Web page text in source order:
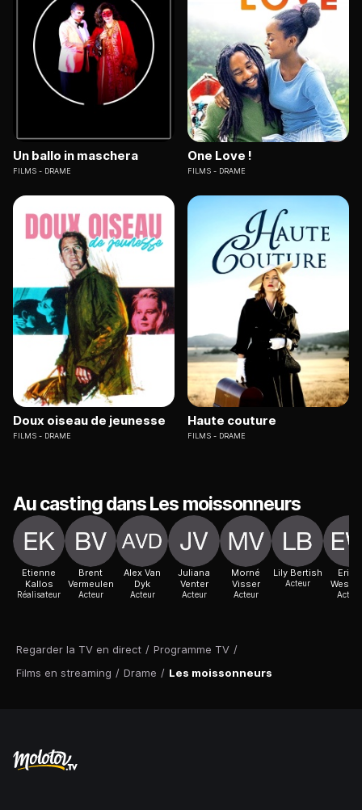
Regarder la TV en direct / Programme TV /
Films en streaming / Drame / Les moissonneurs
Un ballo in maschera
FILMS DRAME
One Love !
FILMS DRAME
Doux oiseau de jeunesse
FILMS DRAME
Haute couture
FILMS DRAME
Au casting dans Les moissonneurs
Etienne
Kallos
Réalisateur
Brent
Vermeulen
Acteur
Alex Van
Dyk
Acteur
Juliana
Venter
Acteur
Morné
Visser
Acteur
Lily Bertish
Acteur
Erica
Acteur